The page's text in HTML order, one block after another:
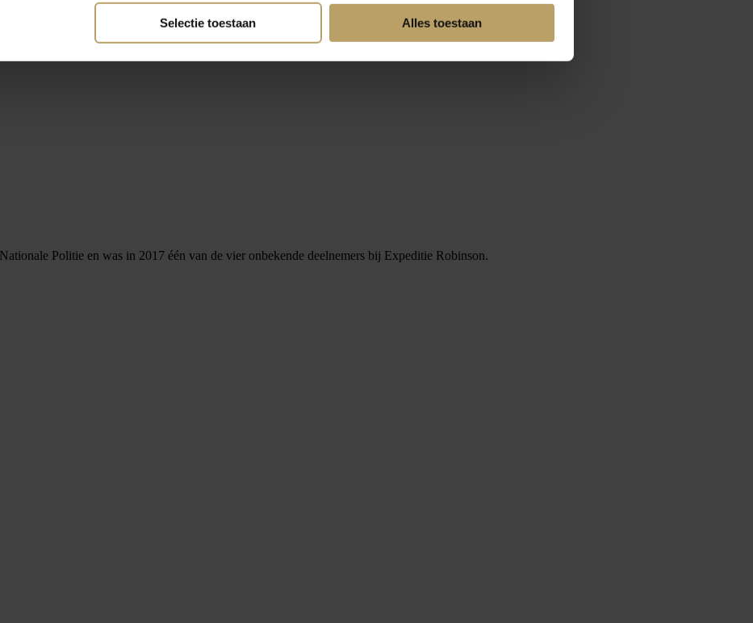
Selectie toestaan Alles toestaan
Politie en was in 2017 één van de vier onbekende deelnemers bij Expeditie Robinson.